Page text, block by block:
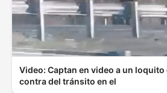
Video: Captan en video a un
contra del tránsito en el